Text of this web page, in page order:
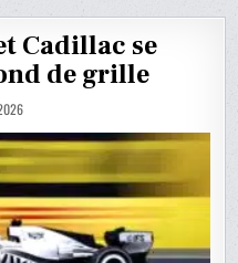
Cadillac se
de grille